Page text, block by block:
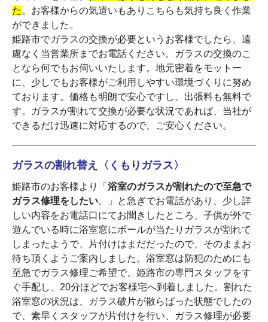
た 。お客様からの気遣いもありこちらも気持ち良く作業
ができました。
姫路市でガラスの交換が必要というお客様でしたら、遠
慮なく当営業所までお電話ください。ガラスの交換のこ
となら何でもお伺いいたします。地元密着をモットー
に、少しでもお客様がご利用しやすい環境づくりに努め
ております。価格も明朗で安心ですし、出張料も無料で
す。ガラスが割れて交換が必要な状況であれば、当社が
できるだけ迅速に対応するので、ご安心ください。
ガラスの割れ替え〈くもりガラス〉
姫路市のお客様より「 浴室のガラスが割れたので至急で
ガラス修理をしたい。」と急ぎでお電話があり、少し詳
しい内容をお電話口にてお聞きしたところ、子供が外で
遊んでいる時に浴室窓にボールが当たりガラスが割れて
しまったようで、片付けはまだだったので、そのままお
待ち頂くようご案内しました。浴室窓は防犯のためにも
至急でガラス修理ご希望で、姫路市の専門スタッフをす
ぐ手配し、20分ほどでお客様宅へ到着しました。割れた
浴室窓の状況は、ガラス破片が散らばった状態でしたの
で、素早くスタッフが片付けを行い、ガラス修理が必要